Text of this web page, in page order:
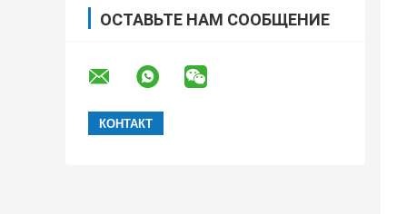
ОСТАВЬТЕ НАМ СООБЩЕНИЕ